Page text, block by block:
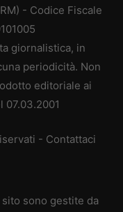
- Codice Fiscale
giornalistica, in
periodicità. Non
editoriale ai
07.03.2001
- Contattaci
sono gestite da